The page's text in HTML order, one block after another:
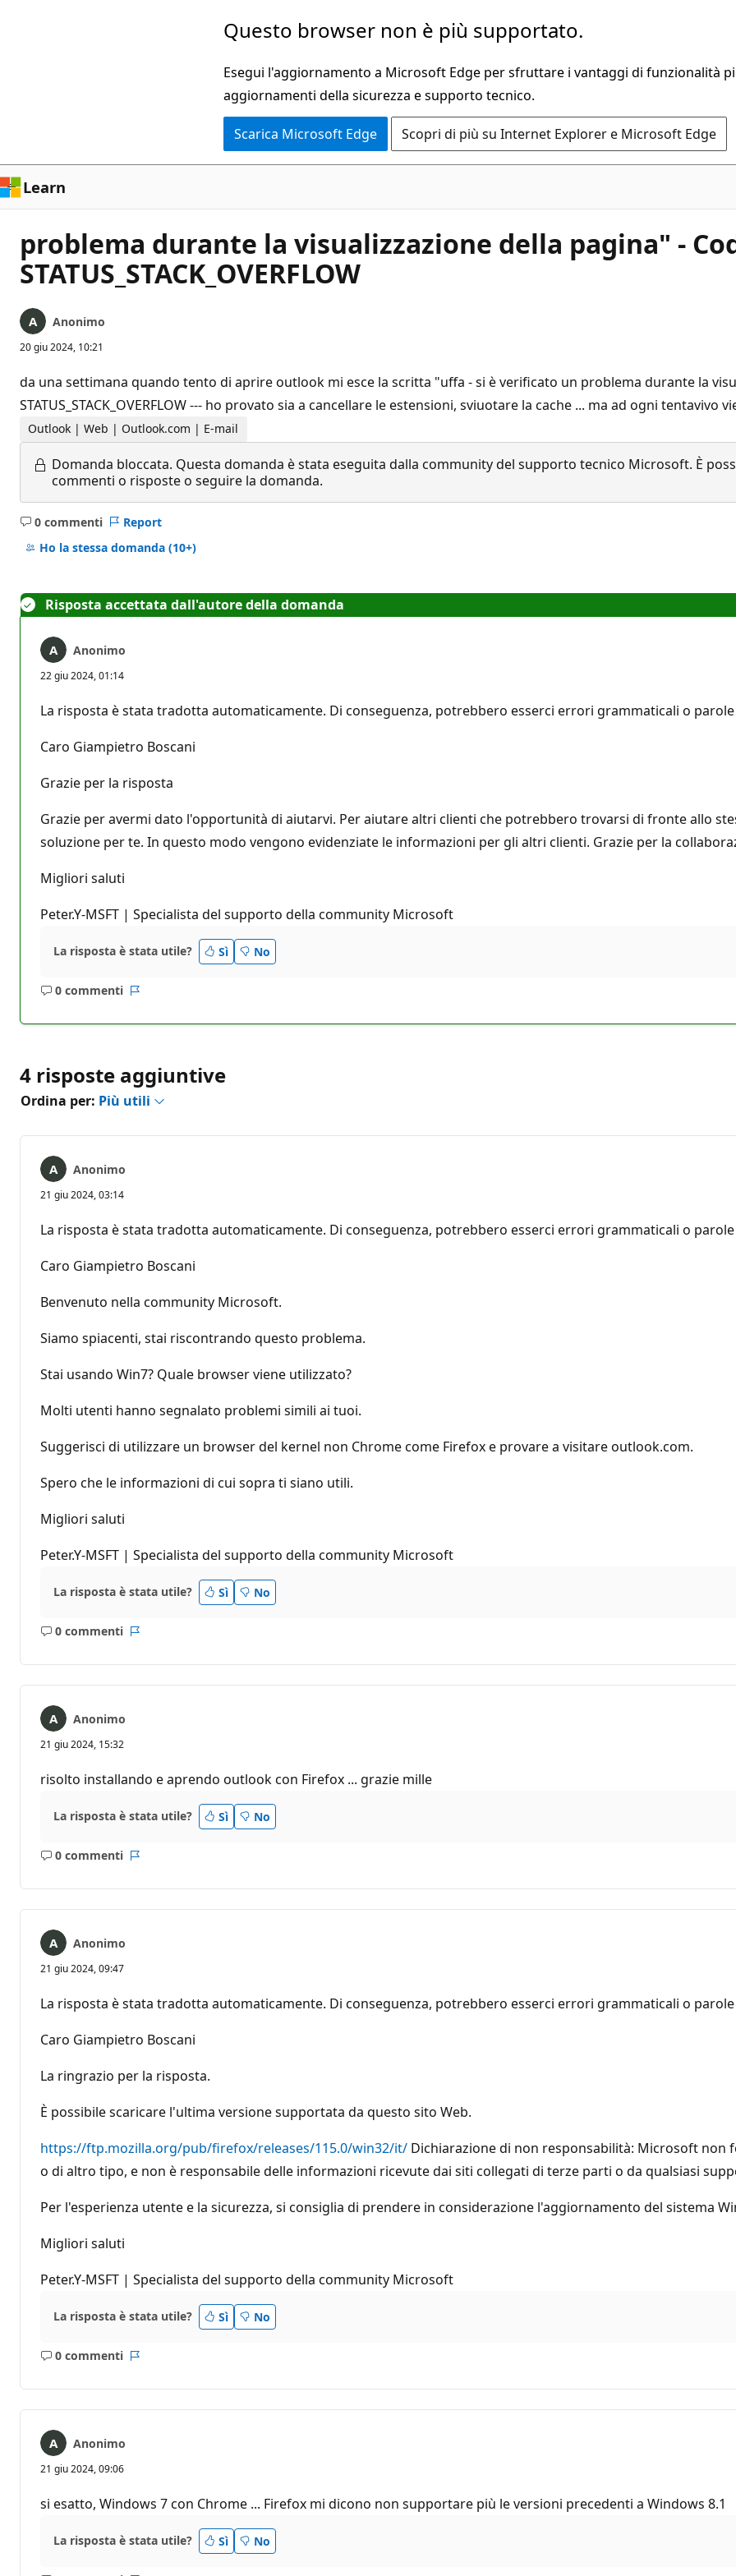
Questo browser non è più supportato.
Esegui l'aggiornamento a Microsoft Edge per sfruttare i vantaggi di funzionalità
aggiornamenti della sicurezza e supporto tecnico.
Scarica Microsoft Edge Scopri di più su Internet Explorer e Microsoft Edge
Learn
problema durante la visualizzazione della pagina" -
STATUS_STACK_OVERFLOW
Anonimo
20 giu 2024, 10:21
da una settimana quando tento di aprire outlook mi esce la scritta "uffa - si è verificato un problema durante la
STATUS_STACK_OVERFLOW --- ho provato sia a cancellare le estensioni, sviuotare la cache ... ma ad ogni
Outlook | Web | Outlook.com | E-mail
Domanda bloccata. Questa domanda è stata eseguita dalla community del supporto tecnico Microsoft. È
commenti o risposte o seguire la domanda.
0 commenti
Nessun
commento
Report
Ho la stessa domanda (10+)
Risposta accettata dall'autore della domanda
Anonimo
22 giu 2024, 01:14
La risposta è stata tradotta automaticamente. Di conseguenza, potrebbero esserci errori grammaticali o
Caro Giampietro Boscani
Grazie per la risposta
Grazie per avermi dato l'opportunità di aiutarvi. Per aiutare altri clienti che potrebbero trovarsi di fronte allo
soluzione per te. In questo modo vengono evidenziate le informazioni per gli altri clienti. Grazie per la
Migliori saluti
Peter.Y-MSFT | Specialista del supporto della community Microsoft
La risposta è stata utile? Sì No
0 commenti
Nessun
4 risposte aggiuntive
Ordina per: Più utili
Anonimo
21 giu 2024, 03:14
La risposta è stata tradotta automaticamente. Di conseguenza, potrebbero esserci errori grammaticali o
Caro Giampietro Boscani
Benvenuto nella community Microsoft.
Siamo spiacenti, stai riscontrando questo problema.
Stai usando Win7? Quale browser viene utilizzato?
Molti utenti hanno segnalato problemi simili ai tuoi.
Suggerisci di utilizzare un browser del kernel non Chrome come Firefox e provare a visitare outlook.com.
Spero che le informazioni di cui sopra ti siano utili.
Migliori saluti
Peter.Y-MSFT | Specialista del supporto della community Microsoft
La risposta è stata utile? Sì No
0 commenti
Nessun
Anonimo
21 giu 2024, 15:32
risolto installando e aprendo outlook con Firefox ... grazie mille
La risposta è stata utile? Sì No
0 commenti
Nessun
Anonimo
21 giu 2024, 09:47
La risposta è stata tradotta automaticamente. Di conseguenza, potrebbero esserci errori grammaticali o
Caro Giampietro Boscani
La ringrazio per la risposta.
È possibile scaricare l'ultima versione supportata da questo sito Web.
https://ftp.mozilla.org/pub/firefox/releases/115.0/win32/it/ Dichiarazione di non responsabilità: Microsoft non
o di altro tipo, e non è responsabile delle informazioni ricevute dai siti collegati di terze parti o da qualsiasi
Per l'esperienza utente e la sicurezza, si consiglia di prendere in considerazione l'aggiornamento del sistema
Migliori saluti
Peter.Y-MSFT | Specialista del supporto della community Microsoft
La risposta è stata utile? Sì No
0 commenti
Nessun
Anonimo
21 giu 2024, 09:06
si esatto, Windows 7 con Chrome ... Firefox mi dicono non supportare più le versioni precedenti a Windows 8.1
La risposta è stata utile? Sì No